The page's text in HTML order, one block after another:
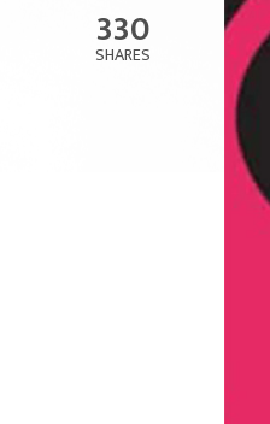
330
SHARES